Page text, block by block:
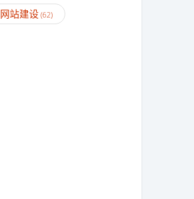
网站建设(62)